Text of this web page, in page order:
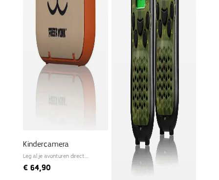
Kindercamera
Leg al je avonturen direct
€ 64,90